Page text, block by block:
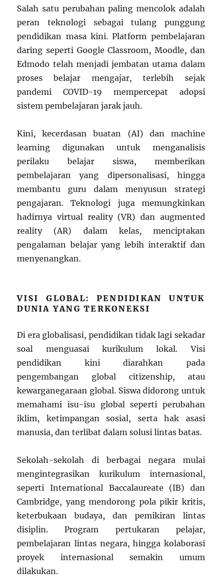
Salah satu perubahan paling mencolok adalah
peran teknologi sebagai tulang punggung
pendidikan masa kini. Platform pembelajaran
daring seperti Google Classroom, Moodle, dan
Edmodo telah menjadi jembatan utama dalam
proses belajar mengajar, terlebih sejak
pandemi COVID-19 mempercepat adopsi
sistem pembelajaran jarak jauh.
Kini, kecerdasan buatan (AI) dan machine
learning digunakan untuk menganalisis
perilaku belajar siswa, memberikan
pembelajaran yang dipersonalisasi, hingga
membantu guru dalam menyusun strategi
pengajaran. Teknologi juga memungkinkan
hadirnya virtual reality (VR) dan augmented
reality (AR) dalam kelas, menciptakan
pengalaman belajar yang lebih interaktif dan
menyenangkan.
VISI GLOBAL: PENDIDIKAN UNTUK
DUNIA YANG TERKONEKSI
Di era globalisasi, pendidikan tidak lagi sekadar
soal menguasai kurikulum lokal. Visi
pendidikan kini diarahkan pada
pengembangan global citizenship, atau
kewarganegaraan global. Siswa didorong untuk
memahami isu-isu global seperti perubahan
iklim, ketimpangan sosial, serta hak asasi
manusia, dan terlibat dalam solusi lintas batas.
Sekolah-sekolah di berbagai negara mulai
mengintegrasikan kurikulum internasional,
seperti International Baccalaureate (IB) dan
Cambridge, yang mendorong pola pikir kritis,
keterbukaan budaya, dan pemikiran lintas
disiplin. Program pertukaran pelajar,
pembelajaran lintas negara, hingga kolaborasi
proyek internasional semakin umum
dilakukan.